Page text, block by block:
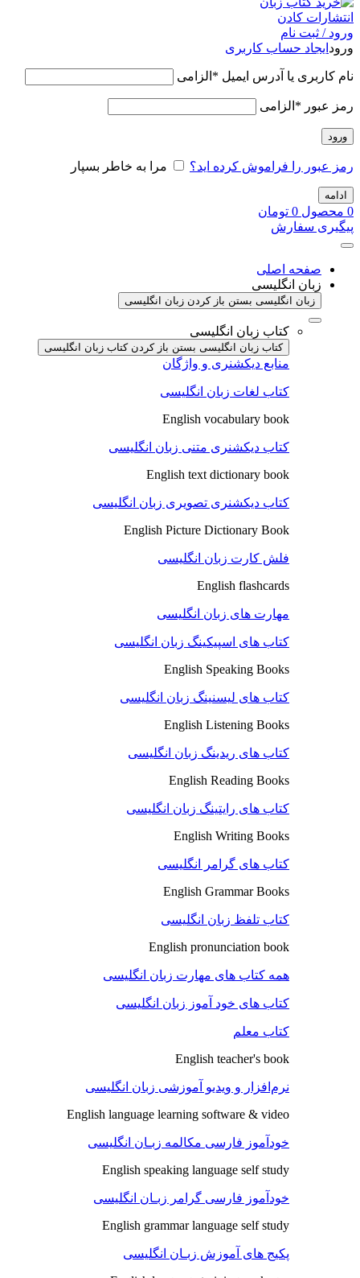
ورود / ثبت نام
ورود ایجاد حساب کاربری
نام کاربری یا آدرس ایمیل * الزامی
رمز عبور * الزامی
ورود
رمز عبور را فراموش کرده اید؟ مرا به خاطر بسپار
ادامه
0 محصول 0 تومان
پیگیری سفارش
صفحه اصلی
زبان انگلیسی
زبان انگلیسی بستن باز کردن زبان انگلیسی
کتاب زبان انگلیسی
کتاب زبان انگلیسی بستن باز کردن کتاب زبان انگلیسی
منابع دیکشنری و واژگان
کتاب لغات زبان انگلیسی
English vocabulary book
کتاب دیکشنری متنی زبان انگلیسی
English text dictionary book
کتاب دیکشنری تصویری زبان انگلیسی
English Picture Dictionary Book
فلش کارت زبان انگلیسی
English flashcards
مهارت های زبان انگلیسی
کتاب های اسپیکینگ زبان انگلیسی
English Speaking Books
کتاب های لیسنینگ زبان انگلیسی
English Listening Books
کتاب های ریدینگ زبان انگلیسی
English Reading Books
کتاب های رایتینگ زبان انگلیسی
English Writing Books
کتاب های گرامر انگلیسی
English Grammar Books
کتاب تلفظ زبان انگلیسی
English pronunciation book
همه کتاب های مهارت زبان انگلیسی
کتاب های خود آموز زبان انگلیسی
کتاب معلم
English teacher's book
نرم‌افزار و ویدیو آموزشی زبان انگلیسی
English language learning software & video
خودآموز فارسی مکالمه زبـان انگلیسی
English speaking language self study
خودآموز فارسی گرامر زبـان انگلیسی
English grammar language self study
پکیج های آموزش زبـان انگلیسی